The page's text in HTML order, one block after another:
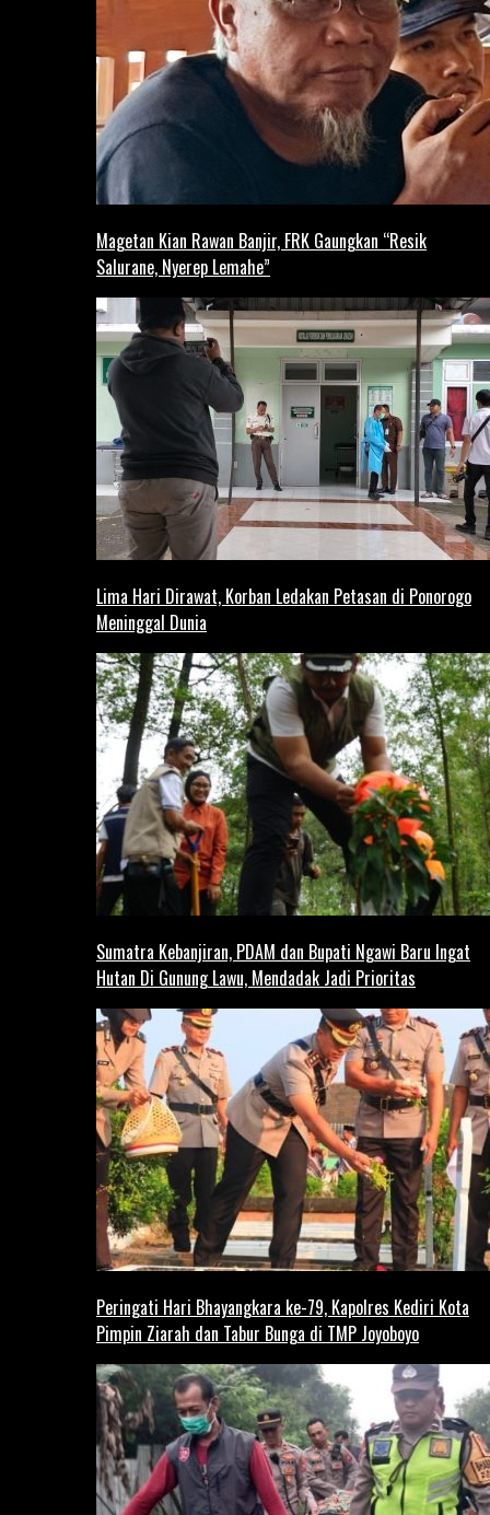
Magetan Kian Rawan Banjir, FRK Gaungkan “Resik
Salurane, Nyerep Lemahe”
Lima Hari Dirawat, Korban Ledakan Petasan di Ponorogo
Meninggal Dunia
Sumatra Kebanjiran, PDAM dan Bupati Ngawi Baru Ingat
Hutan Di Gunung Lawu, Mendadak Jadi Prioritas
Peringati Hari Bhayangkara ke-79, Kapolres Kediri Kota
Pimpin Ziarah dan Tabur Bunga di TMP Joyoboyo